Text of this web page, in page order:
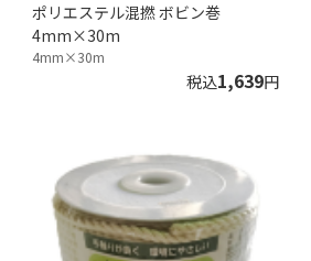
ポリエステル混撚 ボビン巻
4mm×30m
4mm×30m
税込1,639円